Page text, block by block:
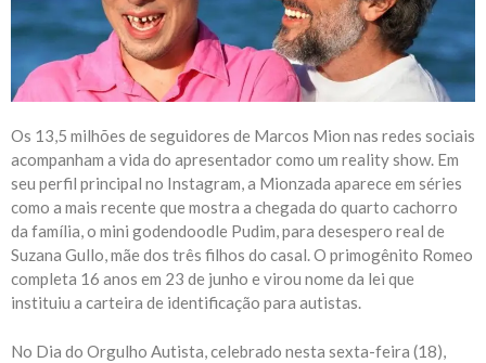
Os 13,5 milhões de seguidores de Marcos Mion nas redes sociais
acompanham a vida do apresentador como um reality show. Em
seu perfil principal no Instagram, a Mionzada aparece em séries
como a mais recente que mostra a chegada do quarto cachorro
da família, o mini godendoodle Pudim, para desespero real de
Suzana Gullo, mãe dos três filhos do casal. O primogênito Romeo
completa 16 anos em 23 de junho e virou nome da lei que
instituiu a carteira de identificação para autistas.
No Dia do Orgulho Autista, celebrado nesta sexta-feira (18),